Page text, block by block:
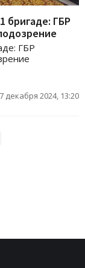
бригаде: ГБР
ГБР
декабря 2024, 13:20